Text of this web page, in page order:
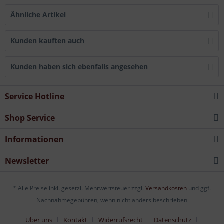
Ähnliche Artikel
Kunden kauften auch
Kunden haben sich ebenfalls angesehen
Service Hotline
Shop Service
Informationen
Newsletter
* Alle Preise inkl. gesetzl. Mehrwertsteuer zzgl. Versandkosten und ggf.
Nachnahmegebühren, wenn nicht anders beschrieben
Über uns Kontakt Widerrufsrecht Datenschutz